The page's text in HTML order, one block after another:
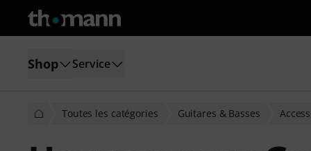
Shop Service
Toutes les catégories Guitares & Basses